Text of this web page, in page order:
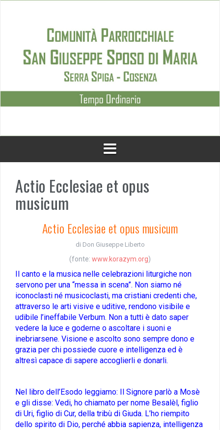
Actio Ecclesiae et opus
musicum
Actio Ecclesiae et opus musicum
di Don Giuseppe Liberto
(fonte: www.korazym.org)
Il canto e la musica nelle celebrazioni liturgiche non
servono per una “messa in scena”. Non siamo né
iconoclasti né musicoclasti, ma cristiani credenti che,
attraverso le arti visive e uditive, rendono visibile e
udibile l’ineffabile Verbum. Non a tutti è dato saper
vedere la luce e goderne o ascoltare i suoni e
inebriarsene. Visione e ascolto sono sempre dono e
grazia per chi possiede cuore e intelligenza ed è
altresì capace di sapere accoglierli e donarli.
Nel libro dell’Esodo leggiamo: Il Signore parlò a Mosè
e gli disse: Vedi, ho chiamato per nome Besalèl, figlio
di Uri, figlio di Cur, della tribù di Giuda. L’ho riempito
dello spirito di Dio, perché abbia sapienza, intelligenza